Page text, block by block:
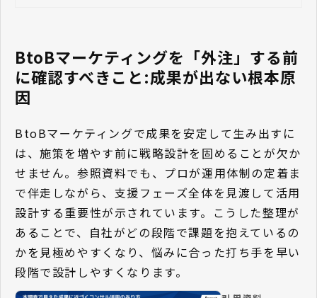
BtoBマーケティングを「外注」する前
に確認すべきこと:成果が出ない根本原
因
BtoBマーケティングで成果を安定して生み出すに
は、施策を増やす前に戦略設計を固めることが欠か
せません。参照資料でも、プロが運用体制の定着ま
で伴走しながら、支援フェーズ全体を見渡して活用
設計する重要性が示されています。こうした整理が
あることで、自社がどの段階で課題を抱えているの
かを見極めやすくなり、悩みに合った打ち手を早い
段階で設計しやすくなります。